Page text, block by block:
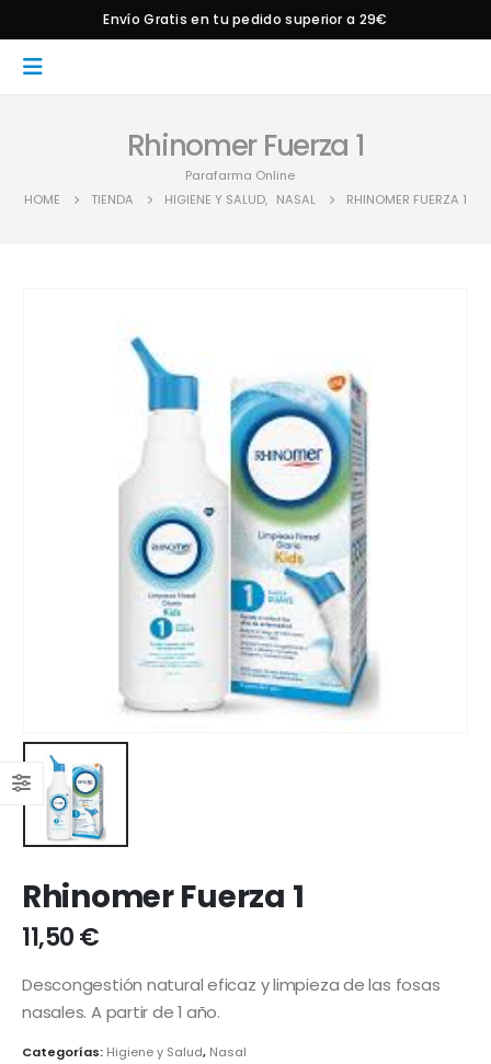
Envío Gratis en tu pedido superior a 29€
Rhinomer Fuerza 1
Parafarma Online
HOME
TIENDA HIGIENE Y SALUD, NASAL RHINOMER FUERZA 1
Rhinomer Fuerza 1
11,50€
Descongestión natural eficaz y limpieza de las fosas
nasales. A partir de 1 año.
Categorías: Higiene y Salud, Nasal